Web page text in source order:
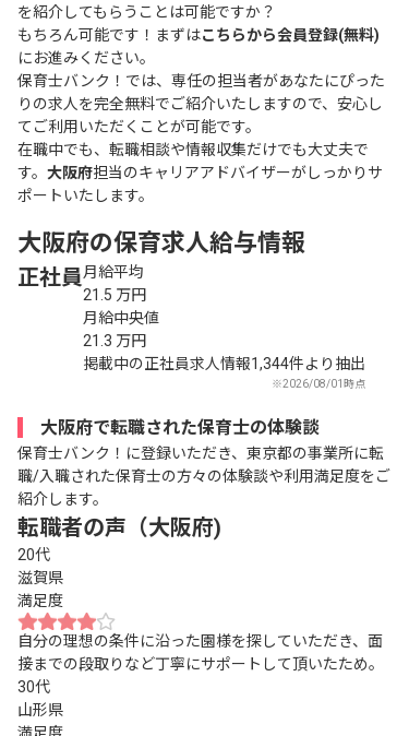
を紹介してもらうことは可能ですか？
もちろん可能です！まずはこちらから会員登録(無料)
にお進みください。
保育士バンク！では、専任の担当者があなたにぴった
りの求人を完全無料でご紹介いたしますので、安心し
てご利用いただくことが可能です。
在職中でも、転職相談や情報収集だけでも大丈夫で
す。 大阪府担当のキャリアアドバイザーがしっかりサ
ポートいたします。
大阪府の保育求人給与情報
正社員月給平均
21.5 万円
月給中央値
21.3 万円
掲載中の正社員求人情報1,344件より抽出
※2026/08/01時点
大阪府で転職された保育士の体験談
保育士バンク！に登録いただき、東京都の事業所に転
職/入職された保育士の方々の体験談や利用満足度をご
紹介します。
転職者の声（大阪府)
20代
滋賀県
満足度
自分の理想の条件に沿った園様を探していただき、面
接までの段取りなど丁寧にサポートして頂いたため。
30代
山形県